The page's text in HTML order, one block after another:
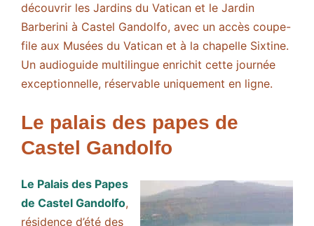
découvrir les Jardins du Vatican et le Jardin
Barberini à Castel Gandolfo, avec un accès coupe-
file aux Musées du Vatican et à la chapelle Sixtine.
Un audioguide multilingue enrichit cette journée
exceptionnelle, réservable uniquement en ligne.
Le palais des papes de
Castel Gandolfo
Le Palais des Papes
de Castel Gandolfo,
résidence d’été des